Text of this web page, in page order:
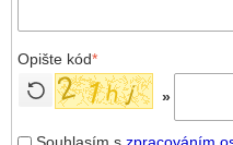
Opište kód*
»